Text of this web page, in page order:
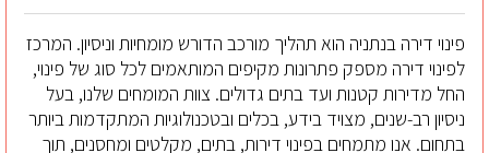
פינוי דירה בנתניה הוא תהליך מורכב הדורש מומחיות וניסיון. המרכז
לפינוי דירה מספק פתרונות מקיפים המותאמים לכל סוג של פינוי,
החל מדירות קטנות ועד בתים גדולים. צוות המומחים שלנו, בעל
ניסיון רב-שנים, מצויד בידע, בכלים ובטכנולוגיות המתקדמות ביותר
בתחום. אנו מתמחים בפינוי דירות, בתים, מקלטים ומחסנים, תוך